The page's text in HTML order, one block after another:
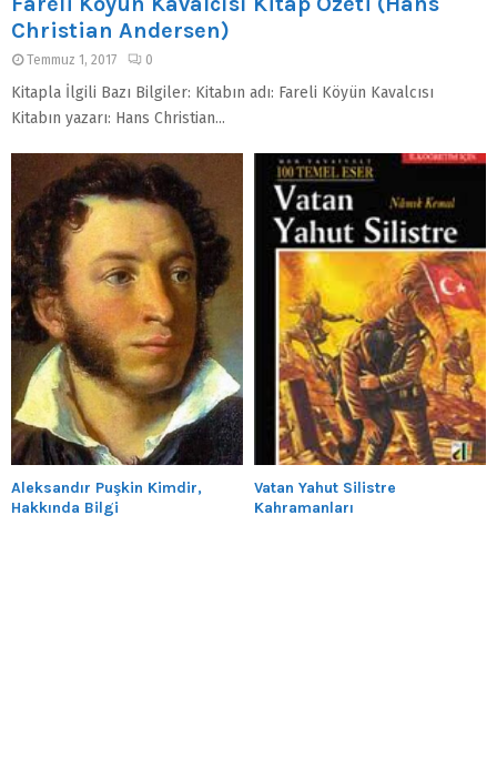
Christian Andersen)
Temmuz 1, 2017 0
Kitapla İlgili Bazı Bilgiler: Kitabın adı: Fareli Köyün Kavalcısı
Kitabın yazarı: Hans Christian...
Aleksandır Puşkin Kimdir,
Hakkında Bilgi
Vatan Yahut Silistre
Kahramanları